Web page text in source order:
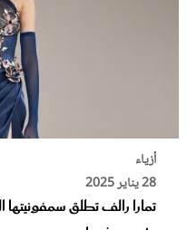
أزياء
28 يناير 2025
تمارا رالف تطلق